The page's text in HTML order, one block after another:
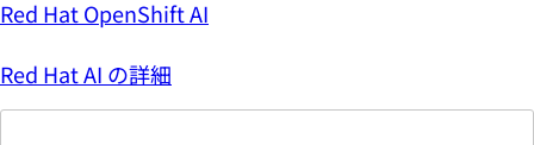
Red Hat OpenShift AI
Red Hat AI の詳細